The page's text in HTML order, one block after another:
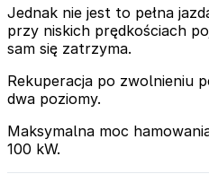
Jednak nie jest to pełna
przy niskich prędkościach
sam się zatrzyma.
Rekuperacja po zwolnieniu
dwa poziomy.
Maksymalna moc
100 kW.